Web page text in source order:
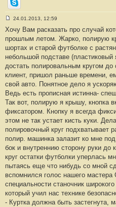
Skype
о
б
щ
н
и
#
3
24.01.2013, 12:59
Хочу Вам расказать про случай
прошлым летом. Жарко, полирую
шортах и старой футболке с
небольшой подставе
достать полировальным кругом
клиент, пришол раньше времени,
свой авто. Понятное дело я
Ведь есть прописная истинна-
Так вот, полирую я крышу, кнопка
фиксатором. Кнопку я всегда
этом не так устает кисть куки.
полировочный круг подхватывает
полир. машинка залазит ко мне
бок и внутреннию сторону руки до
круг остатки футболки уперлась
пытаясь еще что нибудь со мной
вспомнился голос нашего
специальности станочник
который учил нас технике
- Куртка должна быть застегнута,